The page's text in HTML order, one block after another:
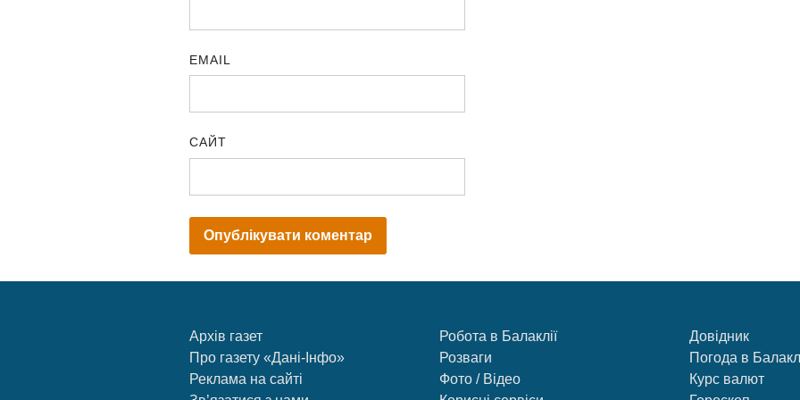
EMAIL
САЙТ
Архів газет
Про газету «Дані-Інфо»
Реклама на сайті
Робота в Балаклії
Розваги
Фото / Відео
Довідник
Погода в
Курс валют